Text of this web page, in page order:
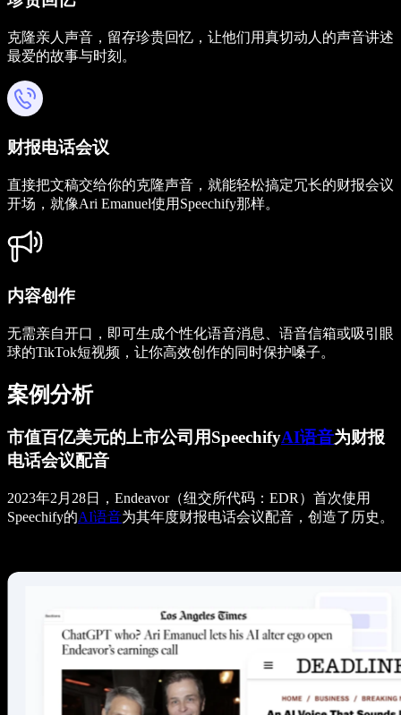
克隆亲人声音，留存珍贵回忆，让他们用真切动人的声音讲述
最爱的故事与时刻。
财报电话会议
直接把文稿交给你的克隆声音，就能轻松搞定冗长的财报会议
开场，就像Ari Emanuel使用Speechify那样。
内容创作
无需亲自开口，即可生成个性化语音消息、语音信箱或吸引眼
球的TikTok短视频，让你高效创作的同时保护嗓子。
案例分析
市值百亿美元的上市公司用SpeechifyAI语音为财报
电话会议配音
2023年2月28日，Endeavor（纽交所代码：EDR）首次使用
Speechify的AI语音为其年度财报电话会议配音，创造了历史。